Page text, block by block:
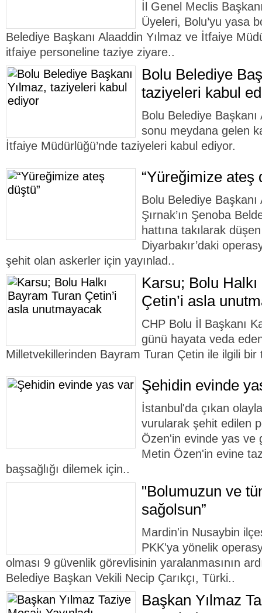
İl Genel Meclis
Üyeleri, Bolu’yu yasa
Belediye Başkanı Alaaddin Yılmaz ve İtfaiye
itfaiye personeline taziye ziyare..
Bolu Belediye
taziyeleri kabul
Bolu Belediye
sonu meydana gelen
İtfaiye Müdürlüğü’nde taziyeleri kabul ediyor.
“Yüreğimize ateş
Bolu Belediye Başkanı
Şırnak’ın Şenoba
hattına takılarak
Diyarbakır’daki
şehit olan askerler için yayınlad..
Karsu; Bolu
Çetin’i asla
CHP Bolu İl Başkanı
günü hayata veda
Milletvekillerinden Bayram Turan Çetin ile ilgili bir
Şehidin evinde
İstanbul'da çıkan
vurularak şehit edilen
Özen'in evinde yas ve
Metin Özen'in evine
başsağlığı dilemek için..
"Bolumuzun ve
sağolsun”
Mardin'in Nusaybin
PKK'ya yönelik
olması 9 güvenlik görevlisinin yaralanmasının
Belediye Başkan Vekili Necip Çarıkçı, Türki..
Başkan Yılmaz